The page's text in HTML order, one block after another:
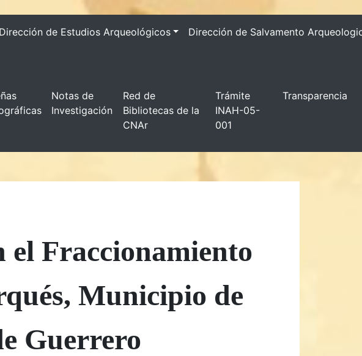
Dirección de Estudios Arqueológicos Dirección de Salvamento
Notas de
Investigación
Red de
Bibliotecas de la
CNAr
Trámite
INAH-05-
001
Transparencia
el Fraccionamiento
Municipio de
Guerrero